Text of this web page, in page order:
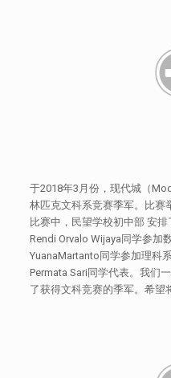
于2018年3月份，现代城（
林匹克文科系竞赛季军。比赛
比赛中，民望学校初中部 安
Rendi Orvalo Wijaya同学参加
YuanaMartanto同学参加理科
Permata Sari同学代表。我们
了获得文科竞赛的季军。希望